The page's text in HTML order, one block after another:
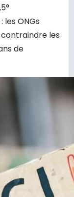
: les ONGs
les
de